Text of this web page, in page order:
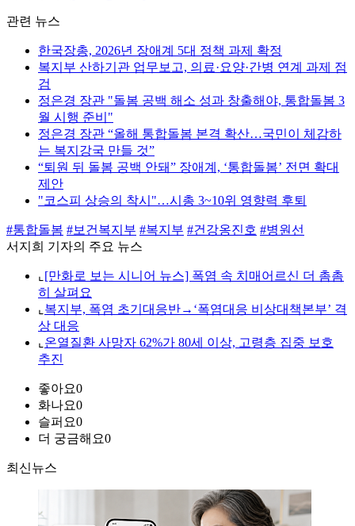
관련 뉴스
한국장총, 2026년 장애계 5대 정책 과제 확정
복지부 산하기관 업무보고, 의료·요양·간병 연계 과제 점
검
정은경 장관 "돌봄 공백 해소 성과 창출해야, 통합돌봄 3
월 시행 준비"
정은경 장관 “올해 통합돌봄 본격 확산…국민이 체감하
는 복지강국 만들 것”
“퇴원 뒤 돌봄 공백 안돼” 장애계, ‘통합돌봄’ 전면 확대
제안
"코스피 상승의 착시"…시총 3~10위 영향력 후퇴
#통합돌봄 #보건복지부 #복지부 #건강옹진호 #병원선
서지희 기자의 주요 뉴스
⌞ [만화로 보는 시니어 뉴스] 폭염 속 치매어르신 더 촘촘
히 살펴요
⌞ 복지부, 폭염 초기대응반→‘폭염대응 비상대책본부’ 격
상 대응
⌞ 온열질환 사망자 62%가 80세 이상, 고령층 집중 보호
추진
좋아요0
화나요0
슬퍼요0
더 궁금해요0
최신뉴스